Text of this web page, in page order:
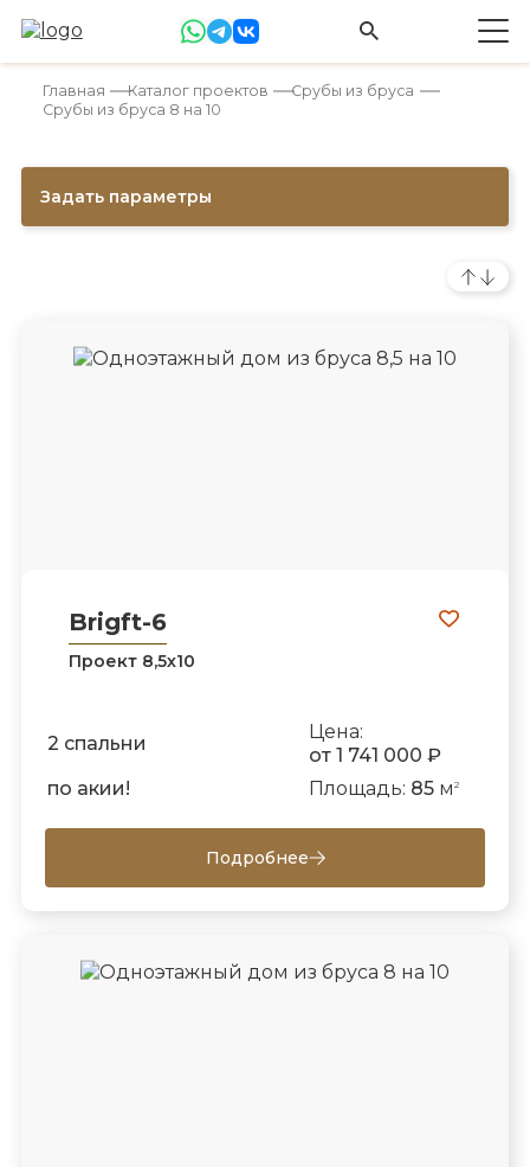
Главная Каталог проектов
Срубы из бруса
Срубы из бруса 8 на 10
Задать параметры
Brigft-6
Проект 8,5х10
2 спальни
Цена:
от 1 741 000 ₽
по акии!
Площадь: 85м 2
Подробнее